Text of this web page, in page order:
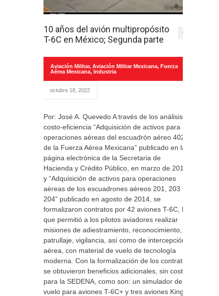
10 años del avión multipropósito
T-6C en México; Segunda parte
0
Aviación Militar, Aviación Militar Mexicana, Fuerza
Aérea Mexicana, Industria
octubre 18, 2022
Por: José A. Quevedo A través de los análisis
costo-eficiencia “Adquisición de activos para
operaciones aéreas del escuadrón aéreo 402
de la Fuerza Aérea Mexicana” publicado en la
página electrónica de la Secretaria de
Hacienda y Crédito Público, en marzo de 2014,
y “Adquisición de activos para operaciones
aéreas de los escuadrones aéreos 201, 203 y
204” publicado en agosto de 2014, se
formalizaron contratos por 42 aviones T-6C, lo
que permitió a los pilotos aviadores realizar
misiones de adiestramiento, reconocimiento,
patrullaje, vigilancia, así como de intercepción
aérea, con material de vuelo de tecnología
moderna. Con la formalización de los contratos
se obtuvieron beneficios adicionales, sin costo
para la SEDENA, como son: un simulador de
vuelo para aviones T-6C+ y tres aviones King